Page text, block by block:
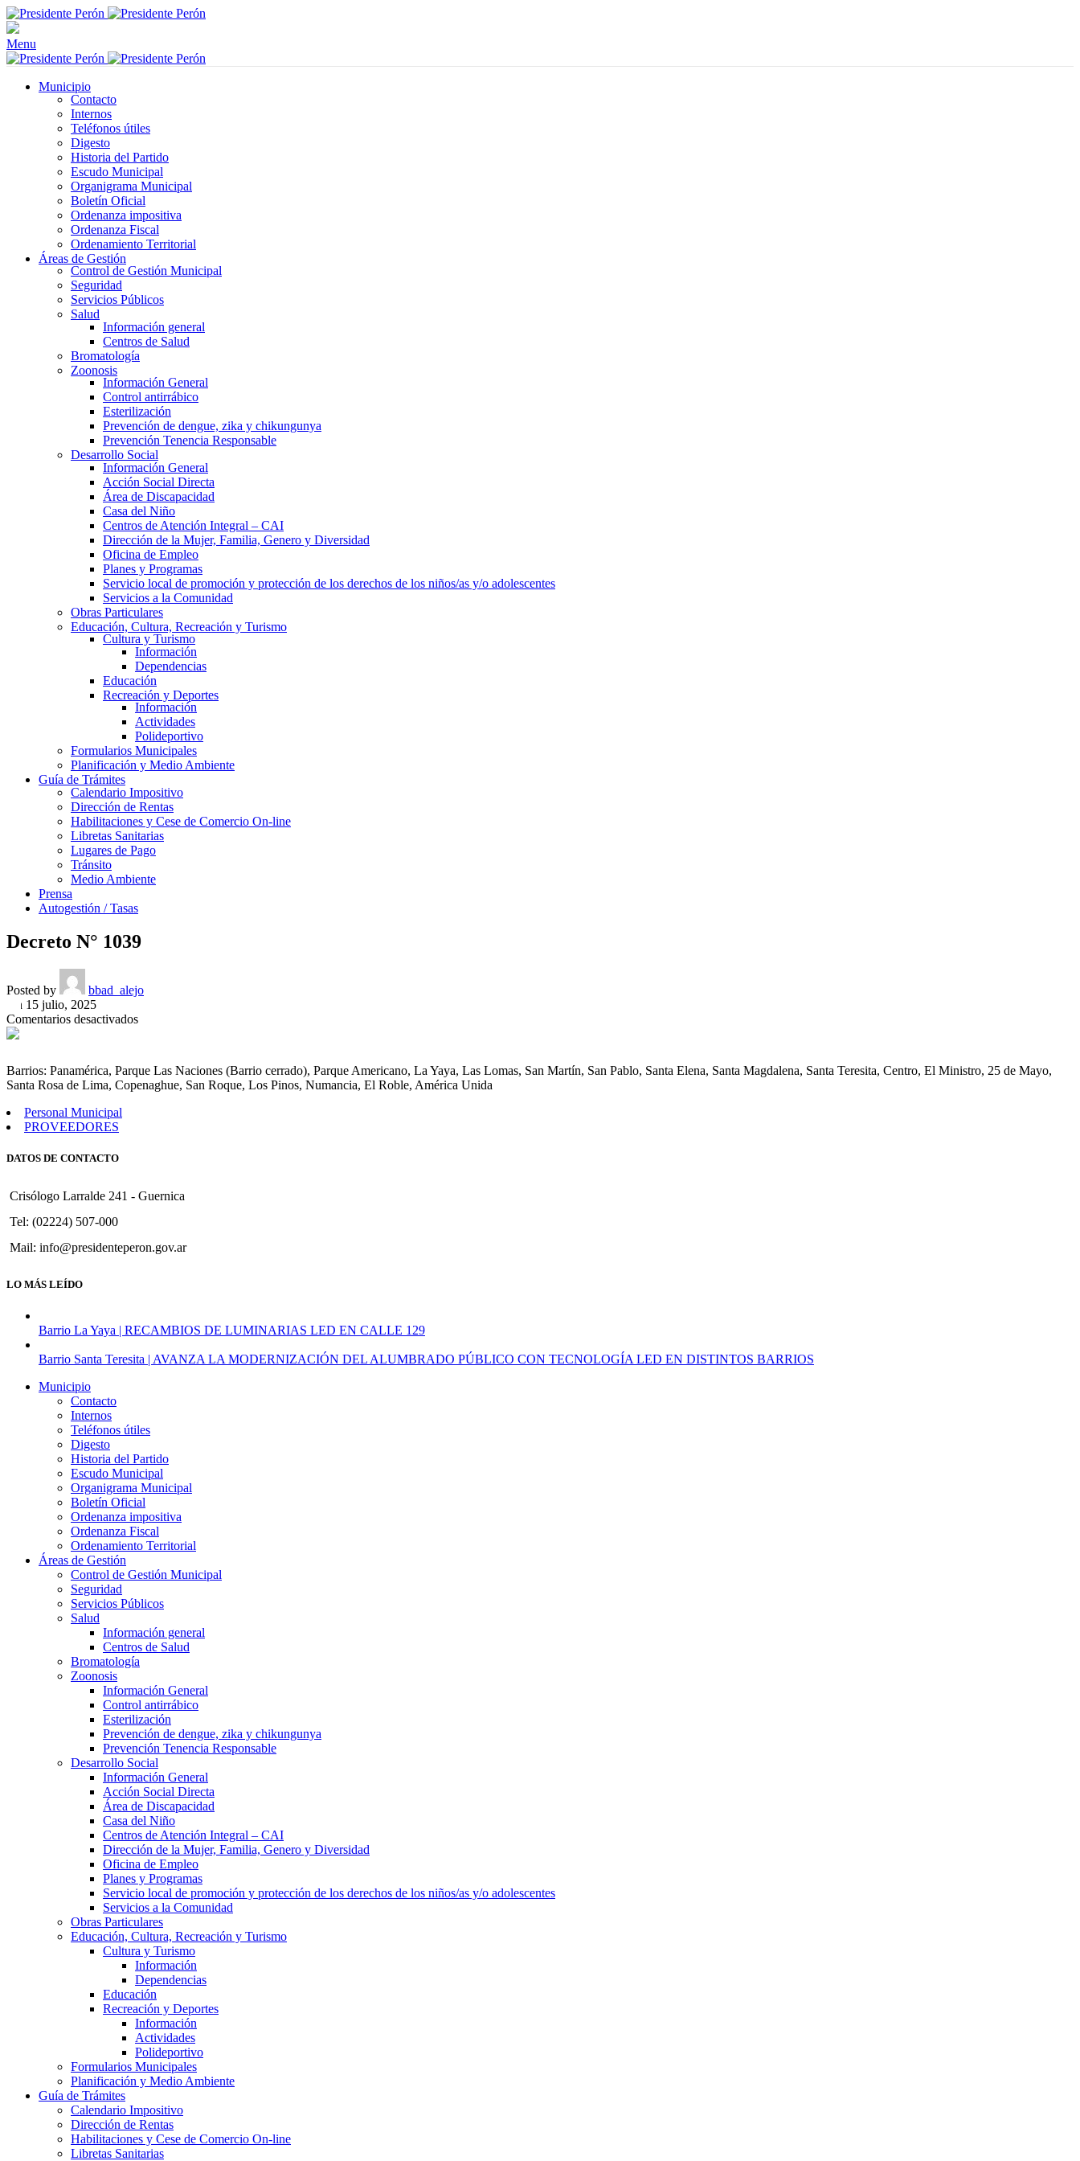
Menu
Municipio
Contacto
Internos
Teléfonos útiles
Digesto
Historia del Partido
Escudo Municipal
Organigrama Municipal
Boletín Oficial
Ordenanza impositiva
Ordenanza Fiscal
Ordenamiento Territorial
Áreas de Gestión
Control de Gestión Municipal
Seguridad
Servicios Públicos
Salud
Información general
Centros de Salud
Bromatología
Zoonosis
Información General
Control antirrábico
Esterilización
Prevención de dengue, zika y chikungunya
Prevención Tenencia Responsable
Desarrollo Social
Información General
Acción Social Directa
Área de Discapacidad
Casa del Niño
Centros de Atención Integral – CAI
Dirección de la Mujer, Familia, Genero y Diversidad
Oficina de Empleo
Planes y Programas
Servicio local de promoción y protección de los derechos de los niños/as y/o adolescentes
Servicios a la Comunidad
Obras Particulares
Educación, Cultura, Recreación y Turismo
Cultura y Turismo
Información
Dependencias
Educación
Recreación y Deportes
Información
Actividades
Polideportivo
Formularios Municipales
Planificación y Medio Ambiente
Guía de Trámites
Calendario Impositivo
Dirección de Rentas
Habilitaciones y Cese de Comercio On-line
Libretas Sanitarias
Lugares de Pago
Tránsito
Medio Ambiente
Prensa
Autogestión / Tasas
Decreto N° 1039
Posted by
bbad_alejo
On 15 julio, 2025
Comentarios desactivadosen
Barrios: Panamérica, Parque Las Naciones (Barrio cerrado), Parque Americano, La Yaya, Las Lomas, San Martín, San Pablo, Santa Elena, Santa Magdalena, Santa Teresita, Centro, El Ministro, 25 de Mayo,
Santa Rosa de Lima, Copenaghue, San Roque, Los Pinos, Numancia, El Roble, América Unida
Personal Municipal
PROVEEDORES
DATOS DE CONTACTO
Crisólogo Larralde 241 - Guernica
Tel: (02224) 507-000
Mail: info@presidenteperon.gov.ar
LO MÁS LEÍDO
Barrio La Yaya | RECAMBIOS DE LUMINARIAS LED EN CALLE 129
Barrio Santa Teresita | AVANZA LA MODERNIZACIÓN DEL ALUMBRADO PÚBLICO CON TECNOLOGÍA LED EN DISTINTOS BARRIOS
Municipio
Contacto
Internos
Teléfonos útiles
Digesto
Historia del Partido
Escudo Municipal
Organigrama Municipal
Boletín Oficial
Ordenanza impositiva
Ordenanza Fiscal
Ordenamiento Territorial
Áreas de Gestión
Control de Gestión Municipal
Seguridad
Servicios Públicos
Salud
Información general
Centros de Salud
Bromatología
Zoonosis
Información General
Control antirrábico
Esterilización
Prevención de dengue, zika y chikungunya
Prevención Tenencia Responsable
Desarrollo Social
Información General
Acción Social Directa
Área de Discapacidad
Casa del Niño
Centros de Atención Integral – CAI
Dirección de la Mujer, Familia, Genero y Diversidad
Oficina de Empleo
Planes y Programas
Servicio local de promoción y protección de los derechos de los niños/as y/o adolescentes
Servicios a la Comunidad
Obras Particulares
Educación, Cultura, Recreación y Turismo
Cultura y Turismo
Información
Dependencias
Educación
Recreación y Deportes
Información
Actividades
Polideportivo
Formularios Municipales
Planificación y Medio Ambiente
Guía de Trámites
Calendario Impositivo
Dirección de Rentas
Habilitaciones y Cese de Comercio On-line
Libretas Sanitarias